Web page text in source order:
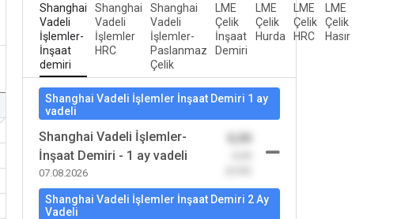
Shanghai
Vadeli
İşlemler-
İnşaat
demiri
Shanghai
Vadeli
İşlemler
HRC
Shanghai
Vadeli
İşlemler-
Paslanmaz
Çelik
LME
Çelik
İnşaat
Demiri
LME
Çelik
Hurda
LME
Çelik
HRC
LME
Çelik
Hasır
Shanghai Vadeli İşlemler İnşaat Demiri 1 ay
vadeli
Shanghai Vadeli İşlemler-
İnşaat Demiri - 1 ay vadeli
07.08.2026
Shanghai Vadeli İşlemler İnşaat Demiri 2 Ay
Vadeli